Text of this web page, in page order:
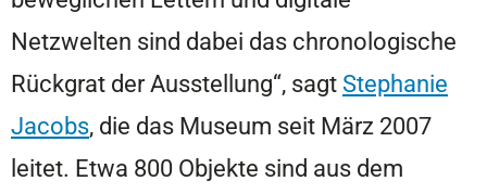
Netzwelten sind dabei das chronologische
Rückgrat der Ausstellung“, sagt Stephanie
Jacobs, die das Museum seit März 2007
leitet. Etwa 800 Objekte sind aus dem